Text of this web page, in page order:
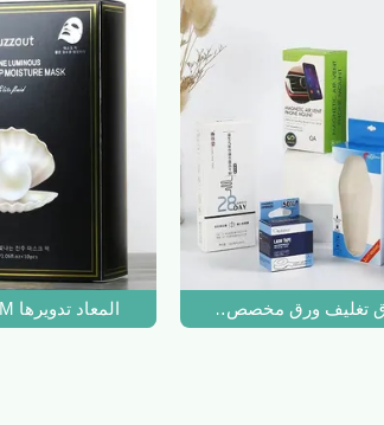
المعاد تدويرها OEM ورق تغليف الهدايا درج درج ورق مقوى كرافت